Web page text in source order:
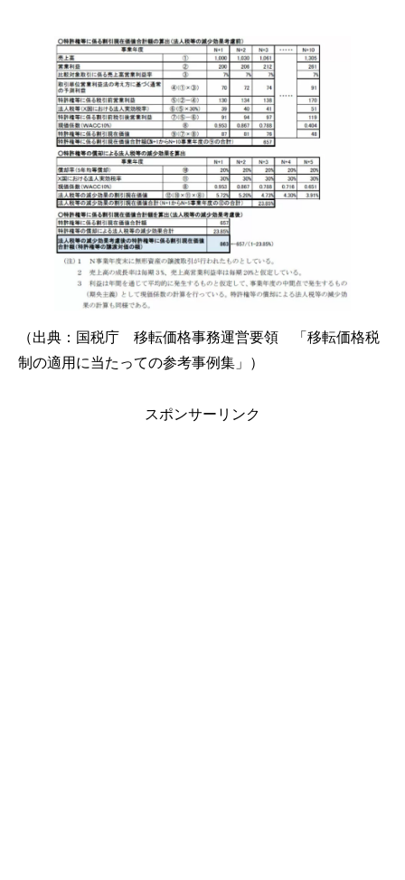
（出典：国税庁 移転価格事務運営要領 「移転価格税
制の適用に当たっての参考事例集」）
スポンサーリンク